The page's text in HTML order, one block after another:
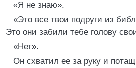
«Я не знаю».
«Это все твои подруги из
Это они забили тебе голову
«Нет».
Он схватил ее за руку и